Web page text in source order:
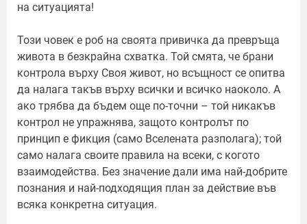
на ситуацията!
Този човек е роб на своята привичка да превръща
живота в безкрайна схватка. Той смята, че брани
контрола върху Своя живот, но всъщност се опитва
да налага такъв върху всички и всичко наоколо. А
ако трябва да бъдем още по-точни – той никакъв
контрол не упражнява, защото контролът по
принцип е фикция (само Вселената разполага); той
само налага своите правила на всеки, с когото
взаимодейства. Без значение дали има най-добрите
познания и най-подходящия план за действие във
всяка конкретна ситуация.